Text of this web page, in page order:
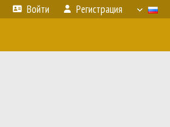
Войти Регистрация